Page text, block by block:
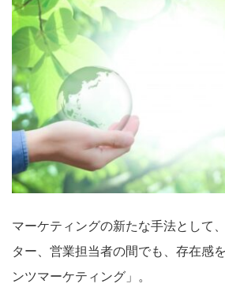
マーケティングの新たな手法として
ター、営業担当者の間でも、存在感
ンツマーケティング」。